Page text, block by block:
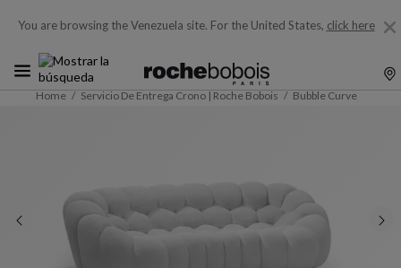
You are browsing the Venezuela site. For the United States, click here
Home Servicio De Entrega Crono | Roche Bobois Bubble Curve